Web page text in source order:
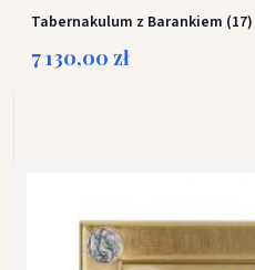
Tabernakulum z Barankiem (17)
7 130,00 zł